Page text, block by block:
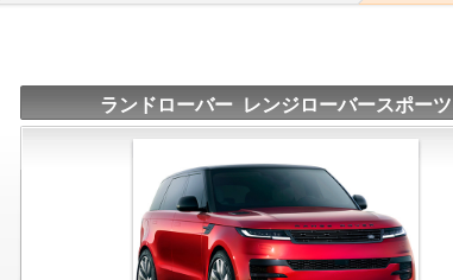
ランドローバー レンジローバースポーツ